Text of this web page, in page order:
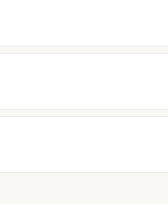
del párpado.
para personalizarlo y